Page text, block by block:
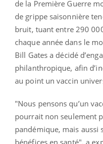
de la Première Guerre
de grippe saisonnière
bruit, tuant entre 290
chaque année dans le
Bill Gates a décidé
philanthropique, afin
au point un vaccin
"Nous pensons qu’un
pourrait non seulement
pandémique, mais aussi